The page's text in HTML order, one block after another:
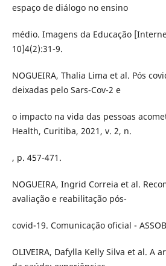
espaço de diálogo no ensino
médio. Imagens da Educação
10]4(2):31-9.
NOGUEIRA, Thalia Lima et al. Pós
deixadas pelo Sars-Cov-2 e
o impacto na vida das pessoas
Health, Curitiba, 2021, v. 2, n.
, p. 457-471.
NOGUEIRA, Ingrid Correia et al.
avaliação e reabilitação pós-
covid-19. Comunicação oficial -
OLIVEIRA, Dafylla Kelly Silva et al. A